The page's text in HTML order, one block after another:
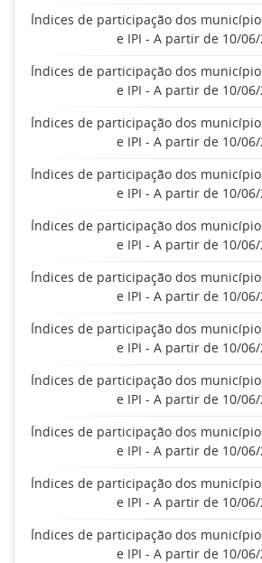
Índices de participação dos
e IPI - A partir de 10/
Índices de participação dos
e IPI - A partir de 10/
Índices de participação dos
e IPI - A partir de 10/
Índices de participação dos
e IPI - A partir de 10/
Índices de participação dos
e IPI - A partir de 10/
Índices de participação dos
e IPI - A partir de 10/
Índices de participação dos
e IPI - A partir de 10/
Índices de participação dos
e IPI - A partir de 10/
Índices de participação dos
e IPI - A partir de 10/
Índices de participação dos
e IPI - A partir de 10/
Índices de participação dos
e IPI - A partir de 10/